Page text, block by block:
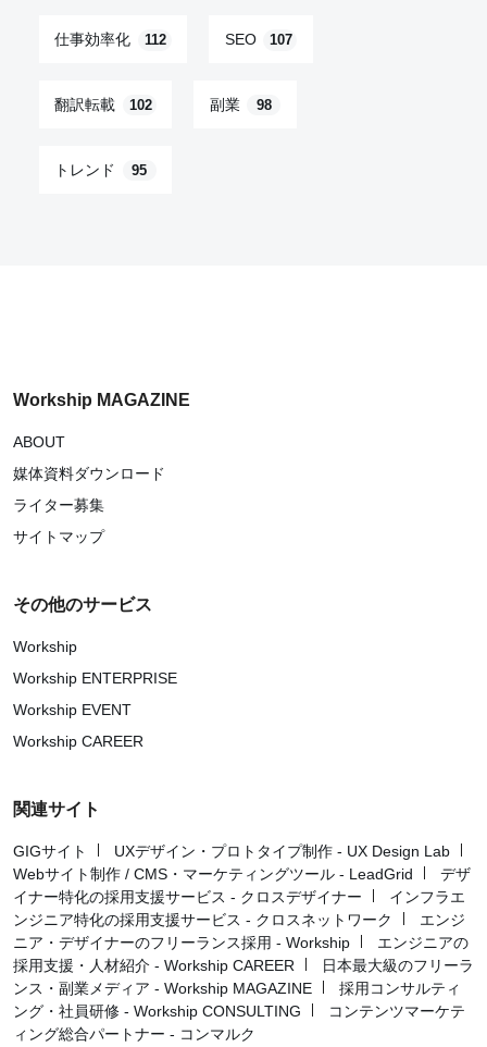
仕事効率化 112 SEO 107
翻訳転載 102 副業 98
トレンド 95
Workship MAGAZINE
ABOUT
媒体資料ダウンロード
ライター募集
サイトマップ
その他のサービス
Workship
Workship ENTERPRISE
Workship EVENT
Workship CAREER
関連サイト
GIGサイト
UXデザイン・プロトタイプ制作 - UX Design Lab
Webサイト制作 / CMS・マーケティングツール - LeadGrid
デザ
イナー特化の採用支援サービス - クロスデザイナー
インフラエ
ンジニア特化の採用支援サービス - クロスネットワーク
エンジ
ニア・デザイナーのフリーランス採用 - Workship
エンジニアの
採用支援・人材紹介 - Workship CAREER
日本最大級のフリーラ
ンス・副業メディア - Workship MAGAZINE
採用コンサルティ
ング・社員研修 - Workship CONSULTING
コンテンツマーケテ
ィング総合パートナー - コンマルク